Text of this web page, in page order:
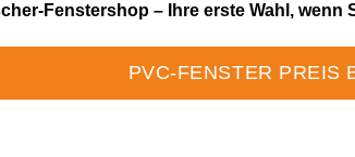
Fenstershop – Ihre erste Wahl, wenn
PVC-FENSTER PREIS